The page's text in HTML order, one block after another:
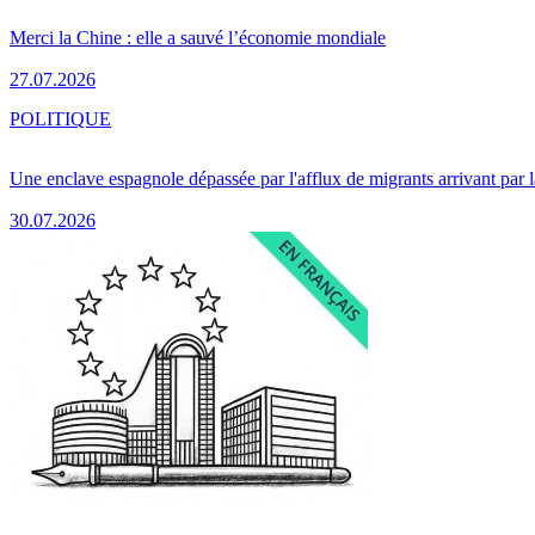
Merci la Chine : elle a sauvé l’économie mondiale
27.07.2026
Une enclave espagnole dépassée par l'afflux de migrants arrivant par
30.07.2026
POLITIQUE